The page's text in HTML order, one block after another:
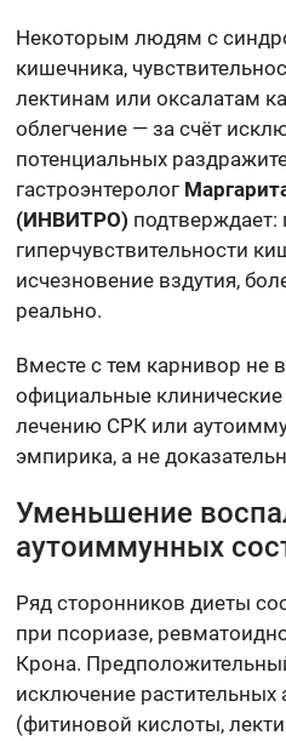
Некоторым людям с
кишечника,
лектинам или оксалатам
облегчение — за счёт
потенциальных
гастроэнтеролог
(ИНВИТРО) подтверждает:
гиперчувствительности
исчезновение вздутия,
реально.
Вместе с тем карнивор не
официальные
лечению СРК или
эмпирика, а не
Уменьшение
аутоиммунных
Ряд сторонников диеты
при псориазе,
Крона.
исключение растительных
(фитиновой кислоты,